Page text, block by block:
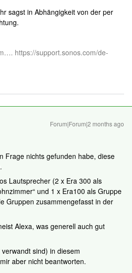
sagst in Abhängigkeit von der per
https://support.sonos.com/de-
Forum|Forum|2 months ago
Frage nichts gefunden habe, diese
Lautsprecher (2 x Era 300 als
und 1 x Era100 als Gruppe
Gruppen zusammengefasst in der
Alexa, was generell auch gut
sind) in diesem
aber nicht beantworten.